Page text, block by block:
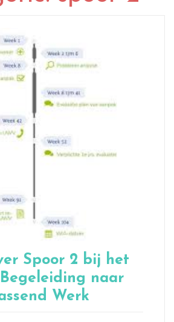
Spoor 2 bij het
naar
Werk